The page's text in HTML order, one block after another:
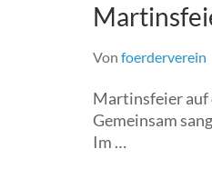
Von foerderverein
Martinsfeier auf
Gemeinsam
Im …